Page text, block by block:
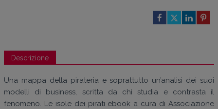
Descrizione
Una mappa della pirateria e soprattutto un’analisi dei suoi
modelli di business, scritta da chi studia e contrasta il
fenomeno. Le isole dei pirati ebook a cura di Associazione